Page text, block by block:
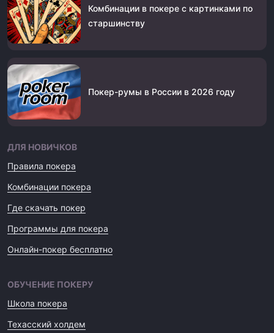
Комбинации в покере с картинками по
старшинству
Покер-румы в России в 2026 году
ДЛЯ НОВИЧКОВ
Правила покера
Комбинации покера
Где скачать покер
Программы для покера
Онлайн-покер бесплатно
ОБУЧЕНИЕ ПОКЕРУ
Школа покера
Техасский холдем